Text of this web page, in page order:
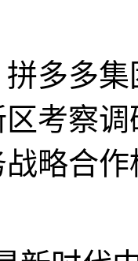
多集
考察
略合